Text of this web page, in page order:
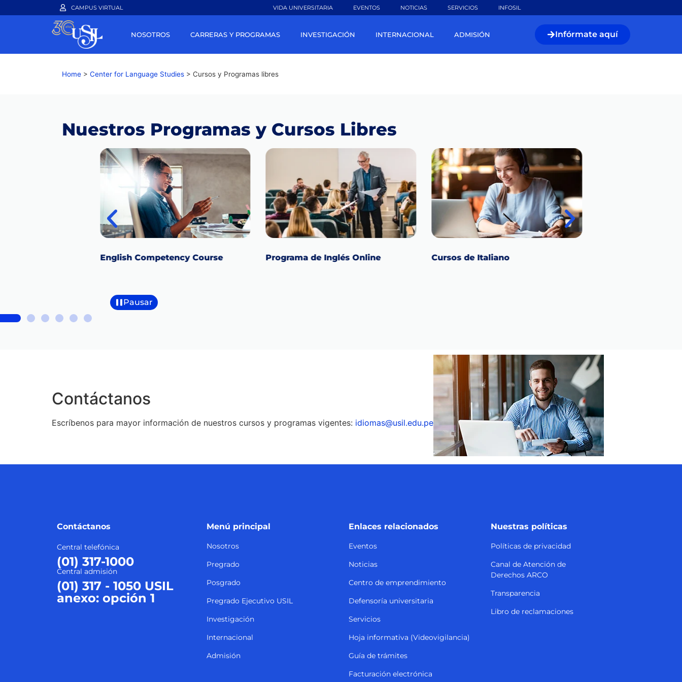
CAMPUS VIRTUAL VIDA UNIVERSITARIA EVENTOS NOTICIAS SERVICIOS INFOSIL
NOSOTROS CARRERAS Y PROGRAMAS INVESTIGACIÓN INTERNACIONAL ADMISIÓN Infórmate aquí
Home > Center for Language Studies > Cursos y Programas libres
Nuestros Programas y Cursos Libres
English Competency Course Programa de Inglés Online Cursos de Italiano
Pausar
Contáctanos
Escríbenos para mayor información de nuestros cursos y programas vigentes: idiomas@usil.edu.pe
Contáctanos
Central telefónica
(01) 317-1000
Central admisión
(01) 317 - 1050 USIL
anexo: opción 1
Menú principal
Nosotros
Pregrado
Posgrado
Pregrado Ejecutivo USIL
Investigación
Internacional
Admisión
Enlaces relacionados
Eventos
Noticias
Centro de emprendimiento
Defensoría universitaria
Servicios
Hoja informativa (Videovigilancia)
Guía de trámites
Facturación electrónica
Nuestras políticas
Políticas de privacidad
Canal de Atención de
Derechos ARCO
Transparencia
Libro de reclamaciones